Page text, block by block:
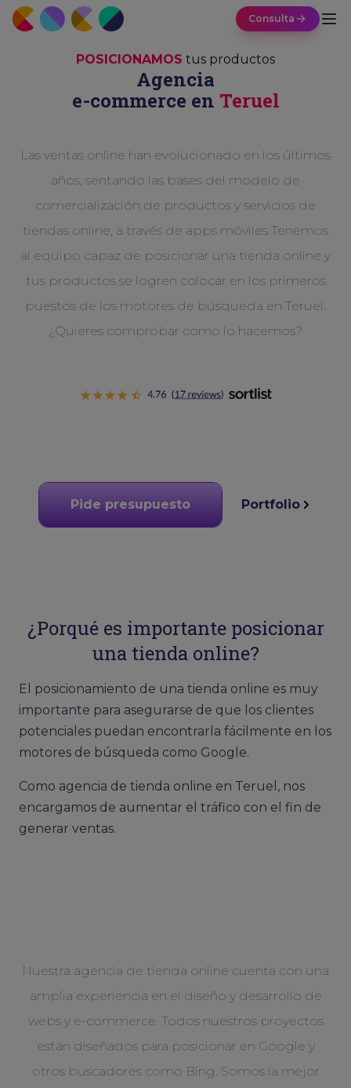
Consulta
POSICIONAMOS tus productos
Agencia
e-commerce en Teruel
Las ventas online han evolucionado en los últimos
años, sentando las bases del modelo de
comercialización de productos y servicios de
tiendas online, a través de apps móviles Tenemos
al equipo capaz de posicionar una tienda online y
tus productos se logren colocar en los primeros
puestos de los motores de búsqueda en Teruel.
¿Quieres comprobar como lo hacemos?
Pide presupuesto Portfolio
¿Porqué es importante posicionar
una tienda online?
El posicionamiento de una tienda online es muy
importante para asegurarse de que los clientes
potenciales puedan encontrarla fácilmente en los
motores de búsqueda como Google.
Como agencia de tienda online en Teruel, nos
encargamos de aumentar el tráfico con el fin de
generar ventas.
Nuestra agencia de tienda online cuenta con una
amplia experiencia en el diseño y desarrollo de
webs y e-commerce. Todos nuestros proyectos
están diseñados para posicionar en Google y
otros buscadores como Bing. Somos la mejor